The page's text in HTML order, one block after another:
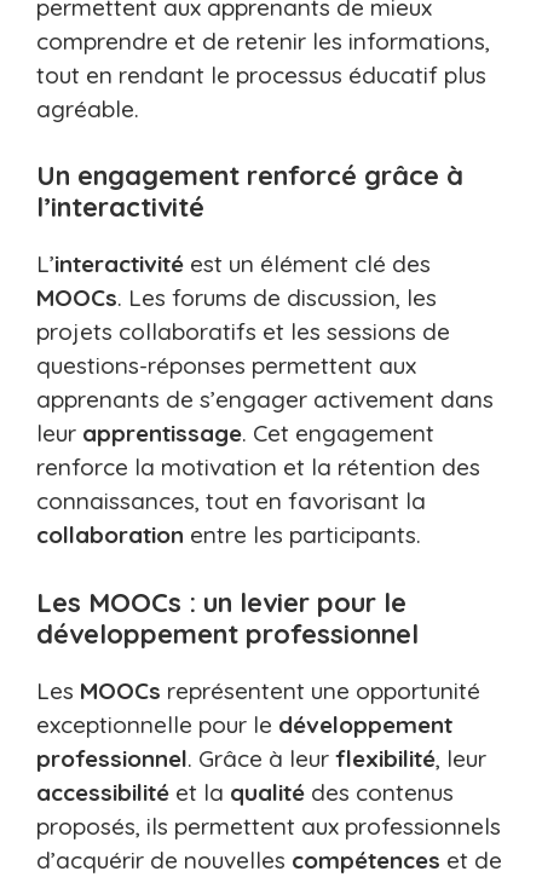
permettent aux apprenants de mieux
comprendre et de retenir les informations,
tout en rendant le processus éducatif plus
agréable.
Un engagement renforcé grâce à
l’interactivité
L’interactivité est un élément clé des
MOOCs. Les forums de discussion, les
projets collaboratifs et les sessions de
questions-réponses permettent aux
apprenants de s’engager activement dans
leur apprentissage. Cet engagement
renforce la motivation et la rétention des
connaissances, tout en favorisant la
collaboration entre les participants.
Les MOOCs : un levier pour le
développement professionnel
Les MOOCs représentent une opportunité
exceptionnelle pour le développement
professionnel. Grâce à leur flexibilité, leur
accessibilité et la qualité des contenus
proposés, ils permettent aux professionnels
d’acquérir de nouvelles compétences et de